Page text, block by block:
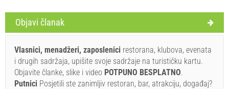
Uvjeti i odredbe dobavljača
Rezervirajte i čekajte na potvrdu
Ukoliko ne želite odmah rezervirati i imate još pitanja, upišite ih ispod i
kliknite ˝Pošalji upit˝.
Objavi članak
Vlasnici, menadžeri, zaposlenici restorana, klubova, evenata
i drugih sadržaja, upišite svoje sadržaje na turističku kartu.
Objavite članke, slike i video POTPUNO BESPLATNO.
Putnici Posjetili ste zanimljiv restoran, bar, atrakciju, događaj?